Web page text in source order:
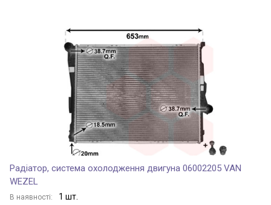
Радіатор, система охолодження двигуна 06002205 VAN
WEZEL
В наявності: 1 шт.